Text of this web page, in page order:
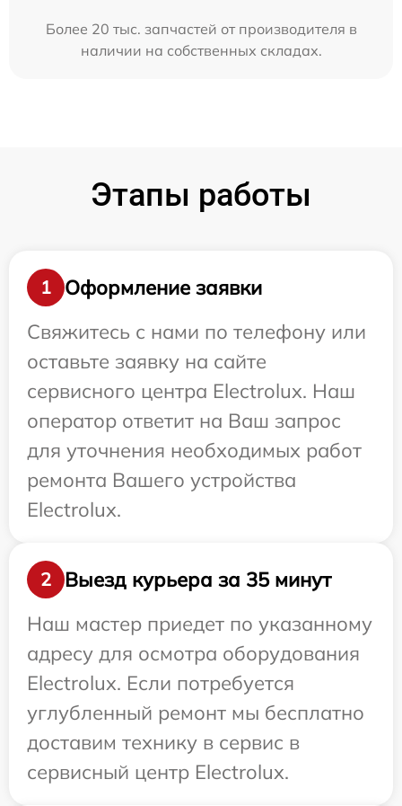
Более 20 тыс. запчастей от производителя в
наличии на собственных складах.
Этапы работы
1
Оформление заявки
Свяжитесь с нами по телефону или
оставьте заявку на сайте
сервисного центра Electrolux. Наш
оператор ответит на Ваш запрос
для уточнения необходимых работ
ремонта Вашего устройства
Electrolux.
2
Выезд курьера за 35 минут
Наш мастер приедет по указанному
адресу для осмотра оборудования
Electrolux. Если потребуется
углубленный ремонт мы бесплатно
доставим технику в сервис в
сервисный центр Electrolux.